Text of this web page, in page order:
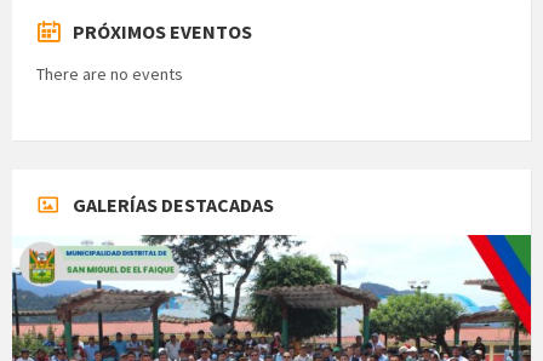
PRÓXIMOS EVENTOS
There are no events
GALERÍAS DESTACADAS